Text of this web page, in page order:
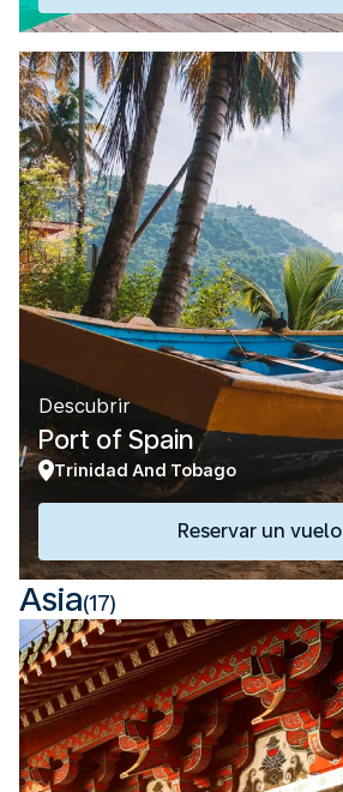
Descubrir
Port of Spain
Trinidad And Tobago
Reservar un vuelo
Asia(17)